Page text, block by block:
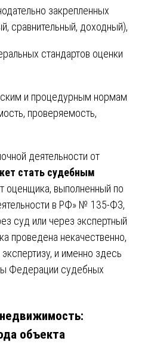
закрепленных
сравнительный, доходный),
стандартов оценки
и процедурным нормам
проверяемость,
деятельности от
стать судебным
оценщика, выполненный по
в РФ» № 135-ФЗ,
суд или через экспертный
проведена некачественно,
и именно здесь
Федерации судебных
объекта